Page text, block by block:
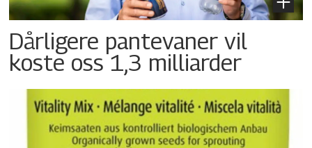
Dårligere pantevaner vil
koste oss 1,3 milliarder